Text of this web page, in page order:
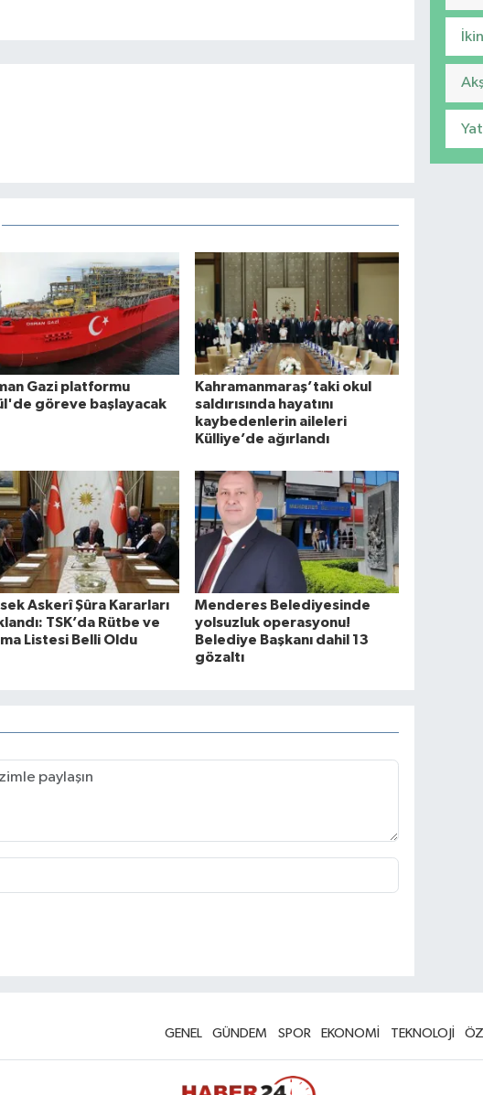
Gazi platformu
göreve başlayacak
Kahramanmaraş’taki okul
saldırısında hayatını
kaybedenlerin aileleri
Külliye’de ağırlandı
Askerî Şûra Kararları
TSK’da Rütbe ve
Listesi Belli Oldu
Menderes Belediyesinde
yolsuzluk operasyonu!
Belediye Başkanı dahil 13
gözaltı
GENEL GÜNDEM SPOR EKONOMİ TEKNOLOJİ